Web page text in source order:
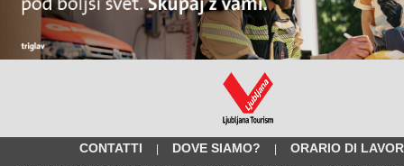
CONTATTI | DOVE SIAMO? |
ORARIO DI